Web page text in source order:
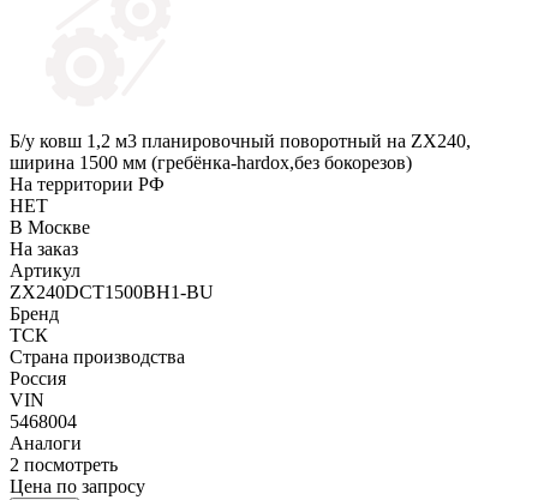
Б/у ковш 1,2 м3 планировочный поворотный на ZX240,
ширина 1500 мм (гребёнка-hardox,без бокорезов)
На территории РФ
НЕТ
В Москве
На заказ
Артикул
ZX240DCT1500BH1-BU
Бренд
ТСК
Страна производства
Россия
VIN
5468004
Аналоги
2 посмотреть
Цена по запросу